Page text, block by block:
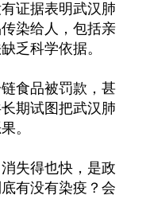
证据表明武汉肺
染给人，包括亲
乏科学依据。
食品被罚款，甚
期试图把武汉肺
。
失得也快，是政
有没有染疫？会